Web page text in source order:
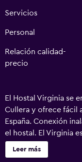
Servicios
Personal
Relación calidad-
precio
El Hostal Virginia se
Cullera y ofrece fácil
España. Conexión
el hostal. El Virginia
llevará a Gandía (20
habitaciones del
Leer más